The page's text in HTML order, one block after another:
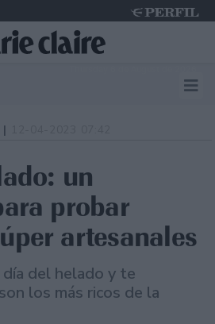
|
un
probar
artesanales
del helado y te
los más ricos de la